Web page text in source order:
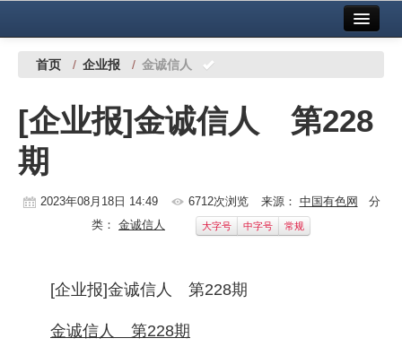
中国有色金属报社主办 广告服务
铜镍铅锌
铝
稀有稀土
首页 / 企业报 / 金诚信人
[企业报]金诚信人 第228
期
2023年08月18日 14:49 6712次浏览 来源： 中国有色网 分
类： 金诚信人 大字号 中字号 常规
[企业报]金诚信人 第228期
金诚信人 第228期